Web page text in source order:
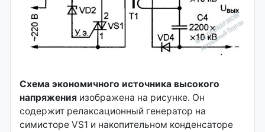
Схема экономичного источника высокого
напряжения изображена на рисунке. Он
содержит релаксационный генератор на
симисторе VS1 и накопительном конденсаторе